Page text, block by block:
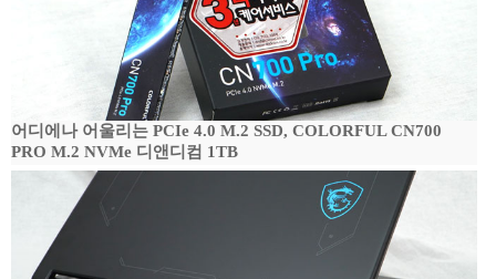
어디에나 어울리는 PCIe 4.0 M.2 SSD, COLORFUL CN700
PRO M.2 NVMe 디앤디컴 1TB